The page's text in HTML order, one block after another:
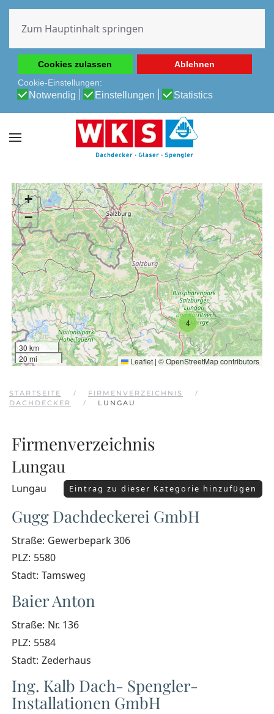
Erfahrung auf unserer Website zu ermöglichen.
Cookie-Richtlinie
Datenschutz-Bestimmungen
Cookies zulassen
Ablehnen
Cookie-Einstellungen:
Notwendig Einstellungen Statistics
Zum Hauptinhalt springen
4
+
−
30 km
20 mi
Leaflet | ©OpenStreetMapcontributors
STARTSEITE
FIRMENVERZEICHNIS
DACHDECKER
LUNGAU
Firmenverzeichnis
Lungau
Eintrag zu dieser Kategorie hinzufügen
Lungau
Gugg Dachdeckerei GmbH
Straße: Gewerbepark 306
PLZ: 5580
Stadt: Tamsweg
Baier Anton
Straße: Nr. 136
PLZ: 5584
Stadt: Zederhaus
Ing. Kalb Dach- Spengler-
Installationen GmbH